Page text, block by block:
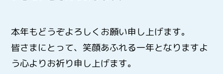
本年もどうぞよろしくお願い申し上げます。
皆さまにとって、笑顔あふれる一年となりますよ
う心よりお祈り申し上げます。